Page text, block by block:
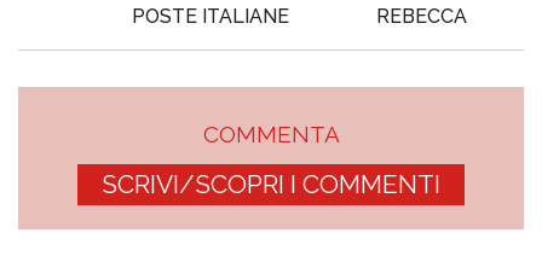
POSTE ITALIANE
REBECCA
COMMENTA
SCRIVI/SCOPRI I COMMENTI